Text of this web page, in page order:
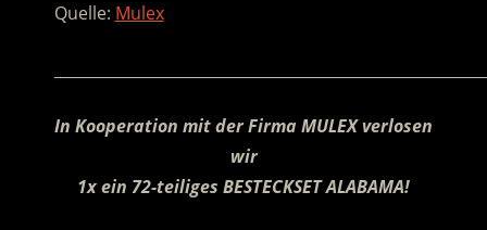
Quelle: Mulex
In Kooperation mitder Firma MULEX verlosen
wir
1x ein 72-teiliges BESTECKSET ALABAMA!